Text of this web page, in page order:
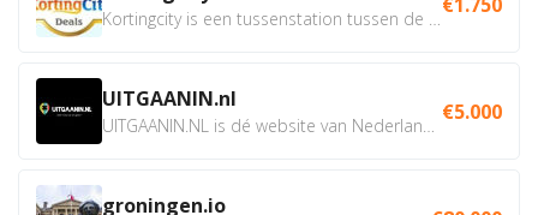
UITGAANIN.nl €5.000
groningen.io